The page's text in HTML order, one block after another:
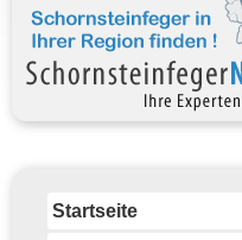
Startseite